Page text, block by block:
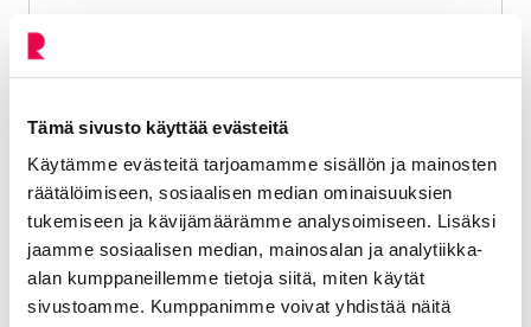
Tämä sivusto käyttää evästeitä
Käytämme evästeitä tarjoamamme sisällön ja mainosten
räätälöimiseen, sosiaalisen median ominaisuuksien
tukemiseen ja kävijämäärämme analysoimiseen. Lisäksi
jaamme sosiaalisen median, mainosalan ja analytiikka-
alan kumppaneillemme tietoja siitä, miten käytät
sivustoamme. Kumppanimme voivat yhdistää näitä
Näytä lisää
Avainsanat